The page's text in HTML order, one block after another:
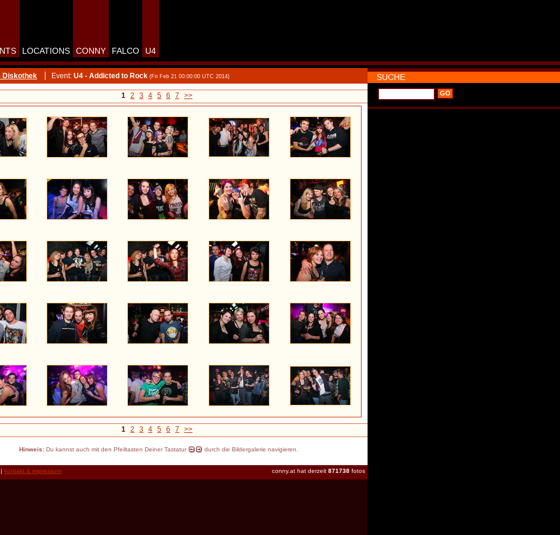
LOCATIONS CONNY FALCO U4
Diskothek Event: U4 - Addicted to Rock (Fri Feb 21 00:00:00 UTC 2014)
1 2 3 4 5 6 7 >>
1 2 3 4 5 6 7 >>
Hinweis:Du kannst auch mit den Pfeiltasten Deiner Tastatur durch die Bildergalerie navigieren.
conny.at hat derzeit 871738 fotos
kontakt & impressum
SUCHE